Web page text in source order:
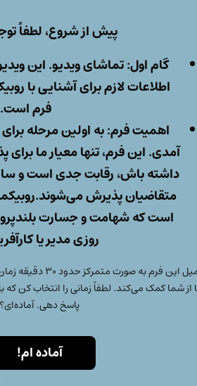
پیش از شروع، لطفاً
گام اول: تماشای ویدیو.
اطلاعات لازم برای آشنایی با
فرم است.
اهمیت فرم:به اولین مرحله
آمدی. این فرم، تنها معیار ما برای
متقاضیان پذیرش
است که شهامت و جسارت
روزی مدیر یا
تکمیل این فرم به
از شما کمک می‌کند. لطفاً زمانی را انتخاب کن که
پاسخ دهی. آماده‌ای؟
آماده ام!